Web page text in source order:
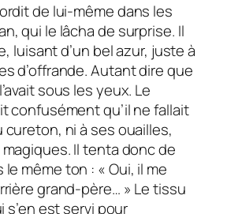
de lui-même dans les
qui le lâcha de surprise. Il
luisant d’un bel azur, juste à
d’offrande. Autant dire que
sous les yeux. Le
confusément qu’il ne fallait
cureton, ni à ses ouailles,
Il tenta donc de
même ton : « Oui, il me
grand-père… » Le tissu
s’en est servi pour